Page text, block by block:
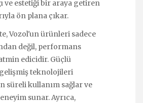
ve estetiği bir araya getiren
ön plana çıkar.
Vozol'un ürünleri sadece
değil, performans
edicidir. Güçlü
teknolojileri
süreli kullanım sağlar ve
sunar. Ayrıca,